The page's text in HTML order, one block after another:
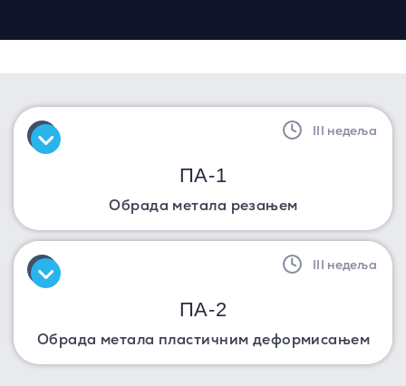
ПА-1
Обрада метала резањем
III недеља
ПА-2
Обрада метала пластичним деформисањем
III недеља